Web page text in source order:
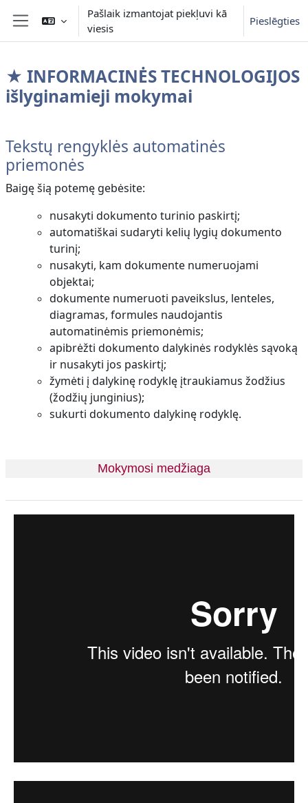
Atvērt galveno saturu
Sānu panelis
Pašlaik izmantojat piekļuvi kā
viesis
Pieslēgties
★ INFORMACINĖS TECHNOLOGIJOS
išlyginamieji mokymai
Section outline
Tekstų rengyklės automatinės
priemonės
Baigę šią potemę gebėsite:
nusakyti dokumento turinio paskirtį;
automatiškai sudaryti kelių lygių dokumento
turinį;
nusakyti, kam dokumente numeruojami
objektai;
dokumente numeruoti paveikslus, lenteles,
diagramas, formules naudojantis
automatinėmis priemonėmis;
apibrėžti dokumento dalykinės rodyklės sąvoką
ir nusakyti jos paskirtį;
žymėti į dalykinę rodyklę įtraukiamus žodžius
(žodžių junginius);
sukurti dokumento dalykinę rodyklę.
Mokymosi medžiaga